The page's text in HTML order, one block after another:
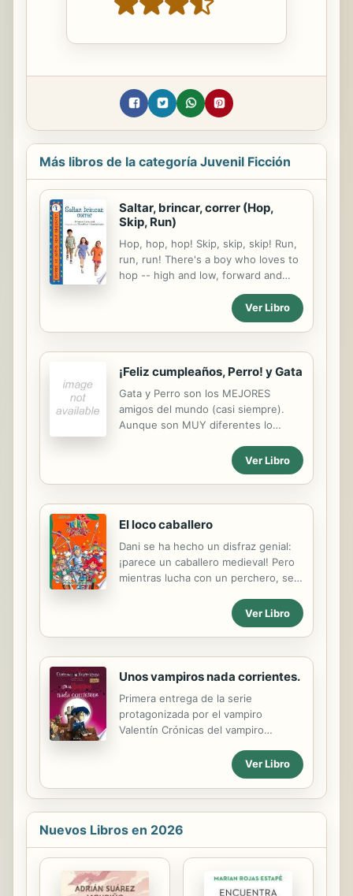
Más libros de la categoría Juvenil Ficción
Saltar, brincar, correr (Hop,
Skip, Run)
Hop, hop, hop! Skip, skip, skip! Run,
run, run! There's a boy who loves to
hop -- high and low, forward and
loves to skip -- over the fields, in
town, all around. There's a girl who
and as fast as the wind. What
happens when they all head to the
Ver Libro
¡Feliz cumpleaños, Perro! y Gata
Gata y Perro son los MEJORES
amigos del mundo (casi siempre).
Aunque son MUY diferentes lo
llega el cumpleaños de Perro, Gata
cree que también es el suyo y hará
lo imposible para ser el centro de
atención… Un cuento entrañable e
ingenioso sobre los cumpleaños, la
las vibrantes ilustraciones de Fabi
Santiago.
Ver Libro
El loco caballero
Dani se ha hecho un disfraz genial:
¡parece un caballero medieval! Pero
mientras lucha con un perchero, se
Kika Superbruja no consigue
liberarlo, y mientras llegan sus
padres, decide contarle la historia de
otro caballero muy valiente, famoso y
también un poco chiflado: don
que este caballero acaba
apareciendo por arte de magia en
casa de Kika y Dani...
Ver Libro
Unos vampiros nada corrientes.
Primera entrega de la serie
protagonizada por el vampiro
Valentín Crónicas del vampiro
miembros de la familia Perestrelo
(Valentín, Dientecilla, su padre, su
madre y su abuelo) que despertaron
su funeral y, ahora, tienen que
tienen lugar. Excluidos, cargan con
los problemas propios de aquellos
que son diferentes, aunque busquen
Ver Libro
Nuevos Libros en 2026